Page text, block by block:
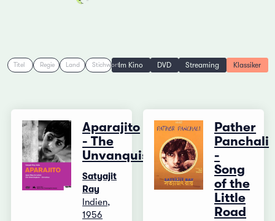
Titel Regie Land StichwortIm Kino DVD Streaming Klassiker
Aparajito
- The
Unvanquished
Satyajit
Ray
Indien,
1956
Pather
Panchali
-
Song
of the
Little
Road